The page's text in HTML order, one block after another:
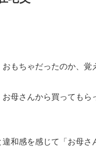
もちゃだったのか、
母さんから買っても
和感を感じて「お母